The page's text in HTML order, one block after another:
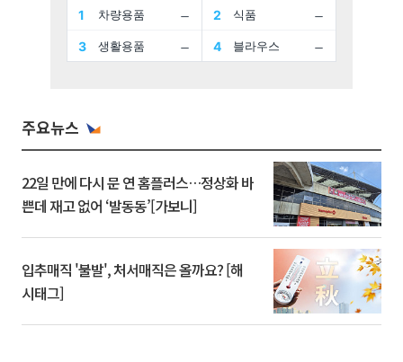
주요뉴스
22일 만에 다시 문 연 홈플러스…정상화 바
쁜데 재고 없어 ‘발동동’[가보니]
입추매직 '불발', 처서매직은 올까요? [해
시태그]